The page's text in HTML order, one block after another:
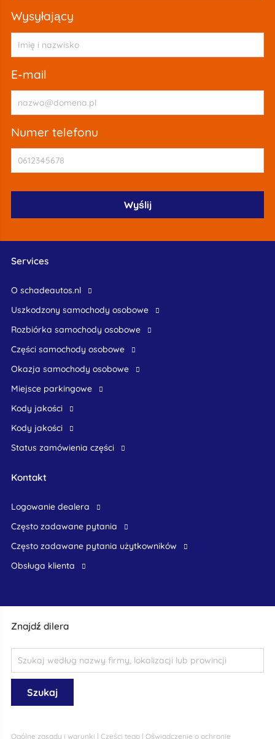
wysyłający
e-mail
numer telefonu
Znajdź dilera
Ogólne zasady i warunki | Części tego| Oświadczenie o ochronie
Services
O schadeautos.nl
uszkodzony samochody osobowe
rozbiórka samochody osobowe
części samochody osobowe
okazja samochody osobowe
Miejsce parkingowe
Kody jakości
Kody jakości
Status zamówienia części
Kontakt
logowanie dealera
Często zadawane pytania
często zadawane pytania użytkowników
obsługa klienta